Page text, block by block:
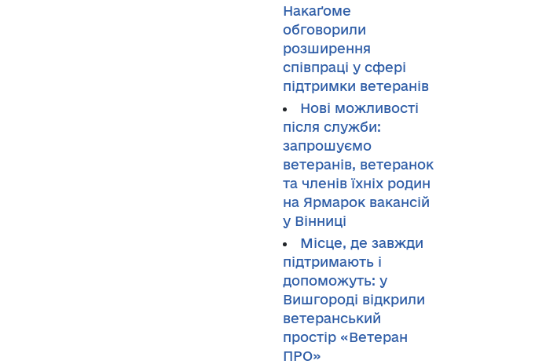
Накаґоме
обговорили
розширення
співпраці у сфері
підтримки ветеранів
Нові можливості
після служби:
запрошуємо
ветеранів, ветеранок
та членів їхніх родин
на Ярмарок вакансій
у Вінниці
Місце, де завжди
підтримають і
допоможуть: у
Вишгороді відкрили
ветеранський
простір «Ветеран
ПРО»